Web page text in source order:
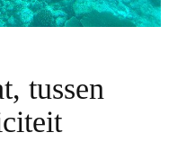
tussen